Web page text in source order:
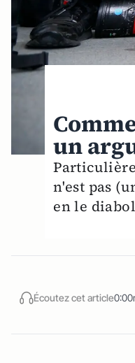
un
n'est pas
en le
Écoutez cet article